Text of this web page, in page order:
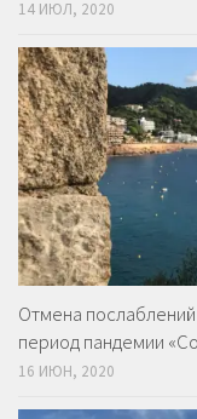
14 ИЮЛ, 2020
Отмена
период пандемии
16 ИЮН, 2020